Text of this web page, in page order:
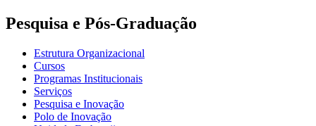
Pesquisa e Pós-Graduação
Estrutura Organizacional
Cursos
Programas Institucionais
Serviços
Pesquisa e Inovação
Polo de Inovação